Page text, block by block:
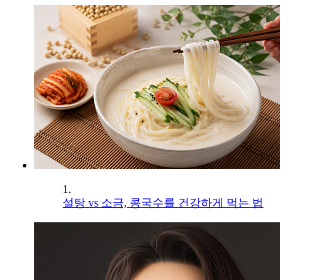
1.
설탕 vs 소금, 콩국수를 건강하게 먹는 법